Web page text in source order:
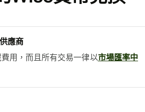
應商
用，而且所有交易一律以市場匯率中